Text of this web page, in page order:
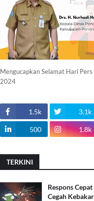
Mengucapkan Selamat Hari Pers
2024
1.5k 3.1k
500 1.8k
TERKINI
Respons
Cegah